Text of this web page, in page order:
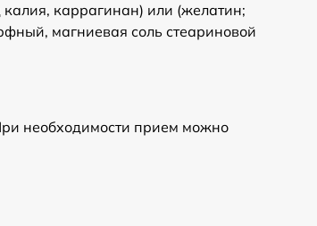
каррагинан) или (желатин;
магниевая соль стеариновой
необходимости прием можно